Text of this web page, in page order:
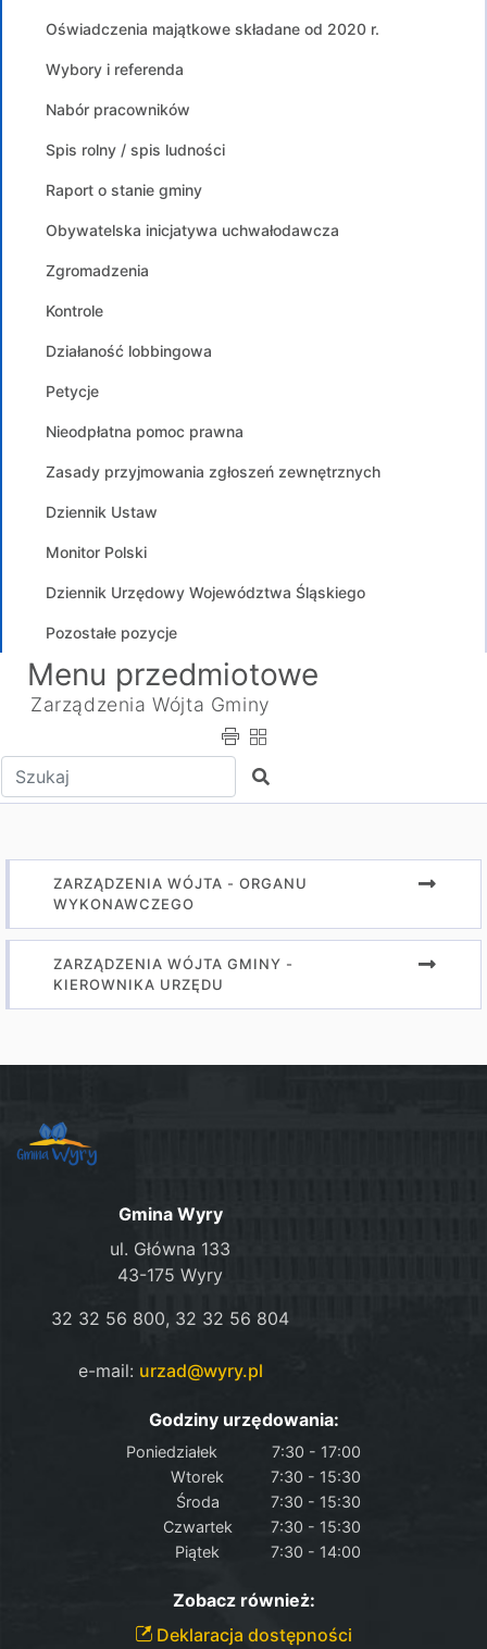
Oświadczenia majątkowe składane od 2020 r.
Wybory i referenda
Nabór pracowników
Spis rolny / spis ludności
Raport o stanie gminy
Obywatelska inicjatywa uchwałodawcza
Zgromadzenia
Kontrole
Działaność lobbingowa
Petycje
Nieodpłatna pomoc prawna
Zasady przyjmowania zgłoszeń zewnętrznych
Dziennik Ustaw
Monitor Polski
Dziennik Urzędowy Województwa Śląskiego
Pozostałe pozycje
Menu przedmiotowe
Zarządzenia Wójta Gminy
Wpisz tekst do wyszukania Szukaj
ZARZĄDZENIA WÓJTA - ORGANU
WYKONAWCZEGO
ZARZĄDZENIA WÓJTA GMINY -
KIEROWNIKA URZĘDU
Gmina Wyry
ul. Główna 133
43-175 Wyry
32 32 56 800, 32 32 56 804
e-mail: urzad@wyry.pl
Godziny urzędowania:
Poniedziałek
7:30 - 17:00
Wtorek
7:30 - 15:30
Środa
7:30 - 15:30
Czwartek
7:30 - 15:30
Piątek
7:30 - 14:00
Zobacz również:
Deklaracja dostępności